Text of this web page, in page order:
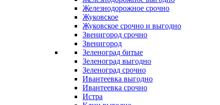
Железнодорожное срочно
Жуковское
Жуковское срочно и выгодно
Звенигород срочно
Звенигород
Зеленоград битые
Зеленоград выгодно
Зеленоград срочно
Ивантеевка выгодно
Ивантеевка срочно
Истра